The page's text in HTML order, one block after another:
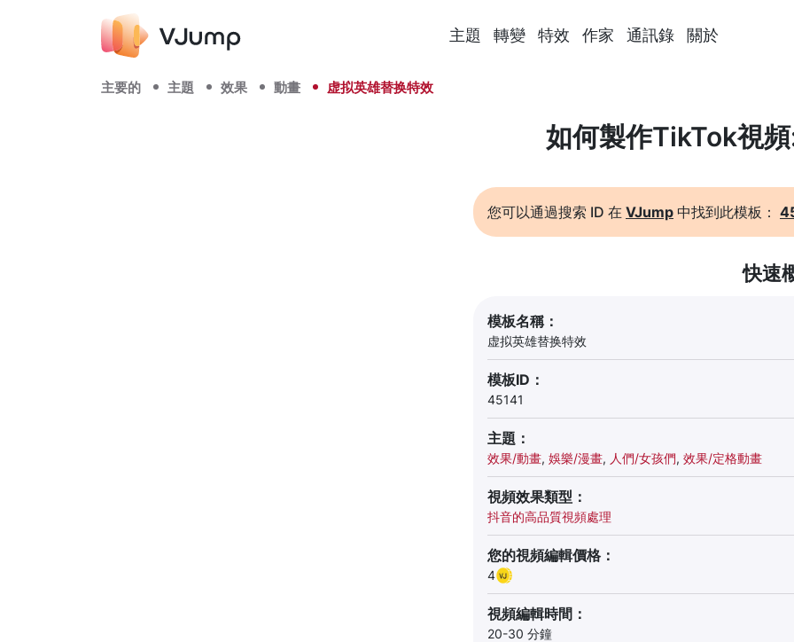
主題 轉變 特效 作家 通訊錄 關於
主要的 主題 效果 動畫 虚拟英雄替换特效
如何製作TikTok視
您可以通過搜索 ID 在 VJump 中找到此模板：
快速
模板名稱：
虚拟英雄替换特效
模板ID：
45141
主題：
效果/動畫, 娛樂/漫畫, 人們/女孩們, 效果/定格動畫
視頻效果類型：
抖音的高品質視頻處理
您的視頻編輯價格：
4
視頻編輯時間：
20-30 分鐘